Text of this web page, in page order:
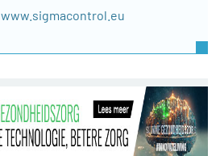
www.sigmacontrol.eu